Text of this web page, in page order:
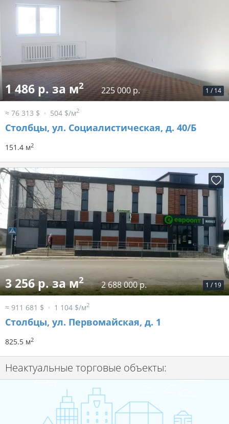
1 / 14
1 486 р. за м2 225 000 р.
≈ 76 313 $ 504 $/м2
Столбцы, ул. Социалистическая, д. 40/Б
151.4 м2
1 / 19
3 256 р. за м2 2 688 000 р.
≈ 911 681 $ 1 104 $/м2
Столбцы, ул. Первомайская, д. 1
825.5 м2
Неактуальные торговые объекты: